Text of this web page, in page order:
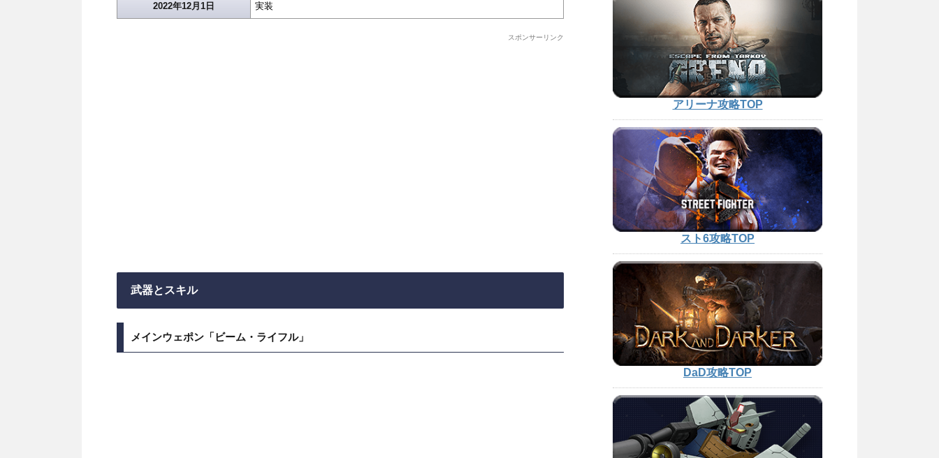
2022年12月1日 実装
スポンサーリンク
武器とスキル
メインウェポン「ビーム・ライフル」
アリーナ攻略TOP
スト6攻略TOP
DaD攻略TOP